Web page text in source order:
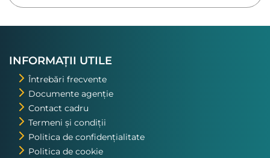
INFORMAȚII UTILE
Întrebări frecvente
Documente agenție
Contact cadru
Termeni și condiții
Politica de confidențialitate
Politica de cookie